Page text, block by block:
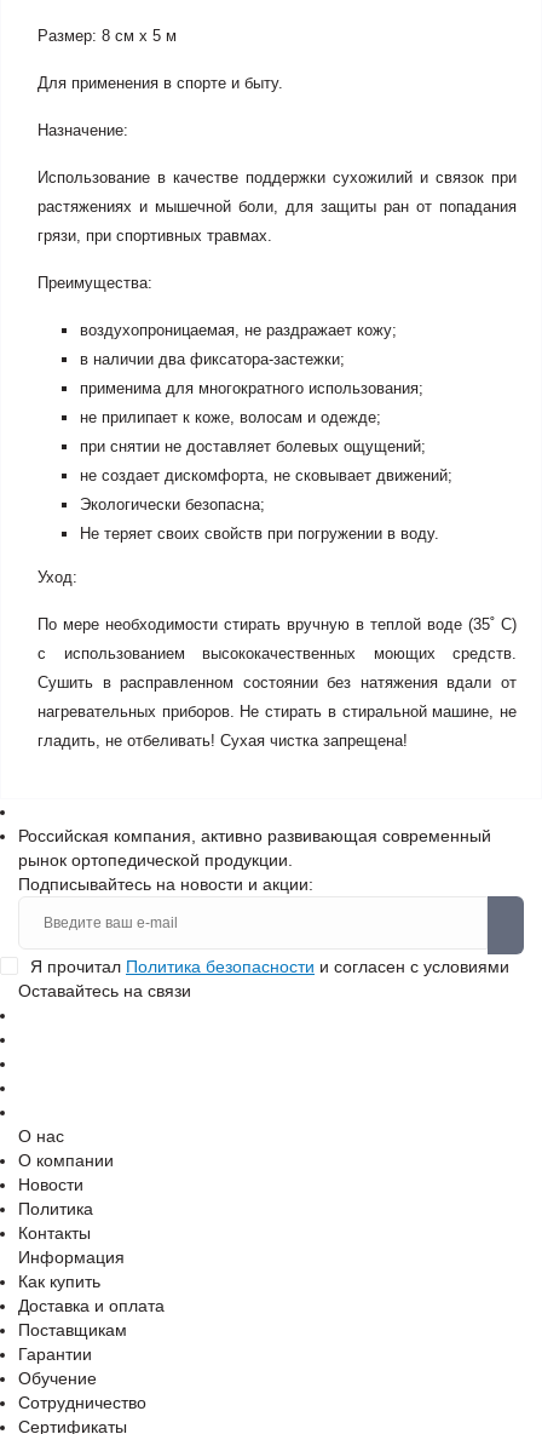
Размер: 8 см х 5 м
Для применения в спорте и быту.
Назначение:
Использование в качестве поддержки сухожилий и связок при
растяжениях и мышечной боли, для защиты ран от попадания
грязи, при спортивных травмах.
Преимущества:
воздухопроницаемая, не раздражает кожу;
в наличии два фиксатора-застежки;
применима для многократного использования;
не прилипает к коже, волосам и одежде;
при снятии не доставляет болевых ощущений;
не создает дискомфорта, не сковывает движений;
Экологически безопасна;
Не теряет своих свойств при погружении в воду.
Уход:
По мере необходимости cтирать вручную в теплой воде (35˚ С)
с использованием высококачественных моющих средств.
Сушить в расправленном состоянии без натяжения вдали от
нагревательных приборов. Не стирать в стиральной машине, не
гладить, не отбеливать! Сухая чистка запрещена!
Российская компания, активно развивающая современный
рынок ортопедической продукции.
Подписывайтесь на новости и акции:
Я прочитал Политика безопасности и согласен с условиями
Оставайтесь на связи
О нас
О компании
Новости
Политика
Контакты
Информация
Как купить
Доставка и оплата
Поставщикам
Гарантии
Обучение
Сотрудничество
Сертификаты